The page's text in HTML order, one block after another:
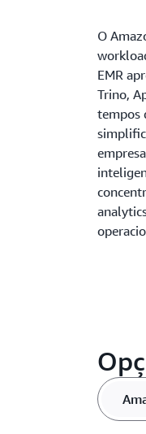
O
EMR
Trino,
tempos